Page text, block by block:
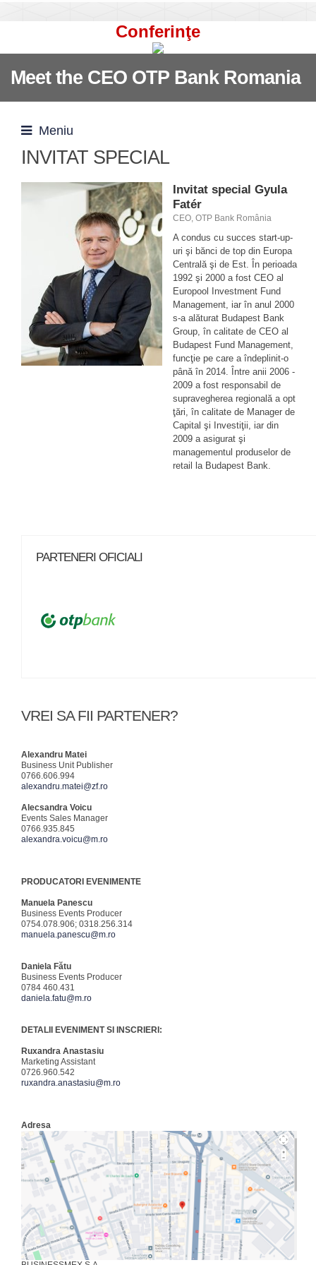
Conferinţe
Meet the CEO OTP Bank Romania
Meniu
INVITAT SPECIAL
Invitat special Gyula
Fatér
CEO, OTP Bank România
A condus cu succes start-up-
uri şi bănci de top din Europa
Centrală şi de Est. În perioada
1992 şi 2000 a fost CEO al
Europool Investment Fund
Management, iar în anul 2000
s-a alăturat Budapest Bank
Group, în calitate de CEO al
Budapest Fund Management,
funcţie pe care a îndeplinit-o
până în 2014. Între anii 2006 -
2009 a fost responsabil de
supravegherea regională a opt
ţări, în calitate de Manager de
Capital şi Investiţii, iar din
2009 a asigurat şi
managementul produselor de
retail la Budapest Bank.
PARTENERI OFICIALI
VREI SA FII PARTENER?
Alexandru Matei
Business Unit Publisher
0766.606.994
alexandru.matei@zf.ro
Alecsandra Voicu
Events Sales Manager
0766.935.845
alexandra.voicu@m.ro
PRODUCATORI EVENIMENTE
Manuela Panescu
Business Events Producer
0754.078.906; 0318.256.314
manuela.panescu@m.ro
Daniela Fătu
Business Events Producer
0784 460.431
daniela.fatu@m.ro
DETALII EVENIMENT SI INSCRIERI:
Ruxandra Anastasiu
Marketing Assistant
0726.960.542
ruxandra.anastasiu@m.ro
Adresa